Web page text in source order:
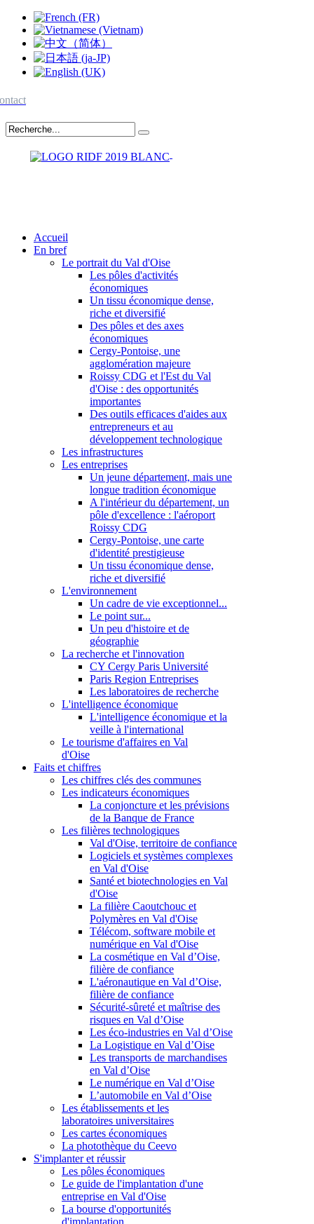
Accueil
En bref
Le portrait du Val d'Oise
Les pôles d'activités
économiques
Un tissu économique dense,
riche et diversifié
Des pôles et des axes
économiques
Cergy-Pontoise, une
agglomération majeure
Roissy CDG et l'Est du Val
d'Oise : des opportunités
importantes
Des outils efficaces d'aides aux
entrepreneurs et au
développement technologique
Les infrastructures
Les entreprises
Un jeune département, mais une
longue tradition économique
A l'intérieur du département, un
pôle d'excellence : l'aéroport
Roissy CDG
Cergy-Pontoise, une carte
d'identité prestigieuse
Un tissu économique dense,
riche et diversifié
L'environnement
Un cadre de vie exceptionnel...
Le point sur...
Un peu d'histoire et de
géographie
La recherche et l'innovation
CY Cergy Paris Université
Paris Region Entreprises
Les laboratoires de recherche
L'intelligence économique
L'intelligence économique et la
veille à l'international
Le tourisme d'affaires en Val
d'Oise
Faits et chiffres
Les chiffres clés des communes
Les indicateurs économiques
La conjoncture et les prévisions
de la Banque de France
Les filières technologiques
Val d'Oise, territoire de confiance
Logiciels et systèmes complexes
en Val d'Oise
Santé et biotechnologies en Val
d'Oise
La filière Caoutchouc et
Polymères en Val d'Oise
Télécom, software mobile et
numérique en Val d'Oise
La cosmétique en Val d’Oise,
filière de confiance
L'aéronautique en Val d’Oise,
filière de confiance
Sécurité-sûreté et maîtrise des
risques en Val d’Oise
Les éco-industries en Val d’Oise
La Logistique en Val d’Oise
Les transports de marchandises
en Val d’Oise
Le numérique en Val d’Oise
L’automobile en Val d’Oise
Les établissements et les
laboratoires universitaires
Les cartes économiques
La photothèque du Ceevo
S'implanter et réussir
Les pôles économiques
Le guide de l'implantation d'une
entreprise en Val d'Oise
La bourse d'opportunités
d'implantation